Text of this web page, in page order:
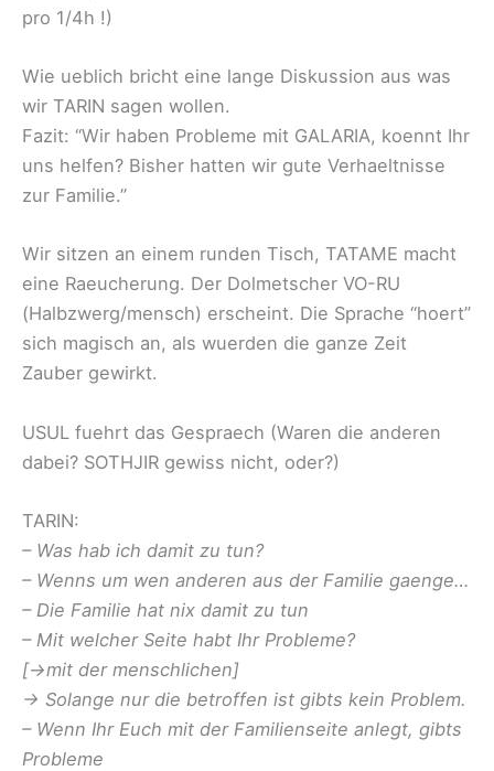
pro 1/4h !)
Wie ueblich bricht eine lange Diskussion aus was
wir TARIN sagen wollen.
Fazit: “Wir haben Probleme mit GALARIA, koennt Ihr
uns helfen? Bisher hatten wir gute Verhaeltnisse
zur Familie.”
Wir sitzen an einem runden Tisch, TATAME macht
eine Raeucherung. Der Dolmetscher VO-RU
(Halbzwerg/mensch) erscheint. Die Sprache “hoert”
sich magisch an, als wuerden die ganze Zeit
Zauber gewirkt.
USUL fuehrt das Gespraech (Waren die anderen
dabei? SOTHJIR gewiss nicht, oder?)
TARIN:
– Was hab ich damit zu tun?
– Wenns um wen anderen aus der Familie gaenge…
– Die Familie hat nix damit zu tun
– Mit welcher Seite habt Ihr Probleme?
[->mit der menschlichen]
-> Solange nur die betroffen ist gibts kein Problem.
– Wenn Ihr Euch mit der Familienseite anlegt, gibts
Probleme